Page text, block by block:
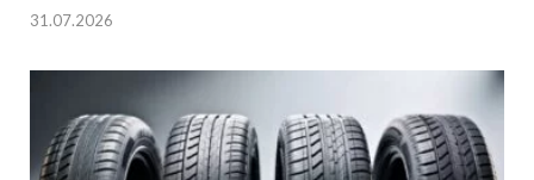
31.07.2026